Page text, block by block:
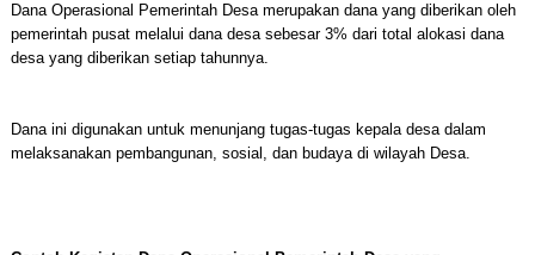
Dana Operasional Pemerintah Desa merupakan dana yang diberikan oleh
pemerintah pusat melalui dana desa sebesar 3% dari total alokasi dana
desa yang diberikan setiap tahunnya.
Dana ini digunakan untuk menunjang tugas-tugas kepala desa dalam
melaksanakan pembangunan, sosial, dan budaya di wilayah Desa.